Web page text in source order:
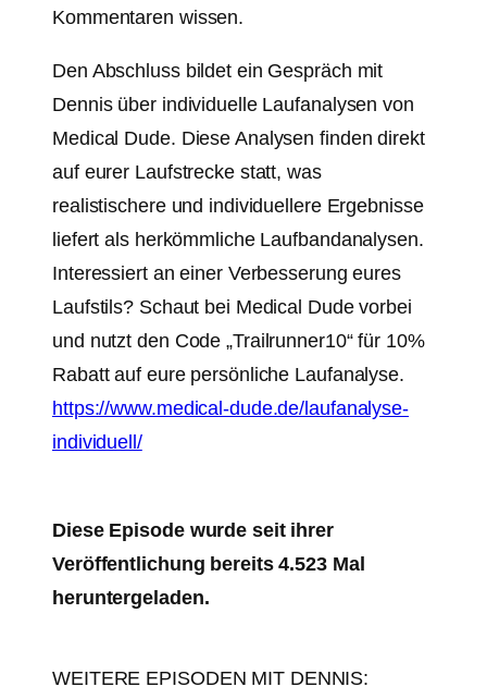
Kommentaren wissen.
Den Abschluss bildet ein Gespräch mit
Dennis über individuelle Laufanalysen von
Medical Dude. Diese Analysen finden direkt
auf eurer Laufstrecke statt, was
realistischere und individuellere Ergebnisse
liefert als herkömmliche Laufbandanalysen.
Interessiert an einer Verbesserung eures
Laufstils? Schaut bei Medical Dude vorbei
und nutzt den Code „Trailrunner10“ für 10%
Rabatt auf eure persönliche Laufanalyse.
https://www.medical-dude.de/laufanalyse-
individuell/
Diese Episode wurde seit ihrer
Veröffentlichung bereits 4.523 Mal
heruntergeladen.
WEITERE EPISODEN MIT DENNIS: